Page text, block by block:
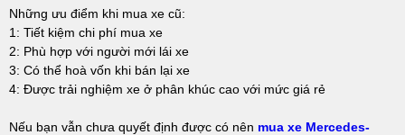
Những ưu điểm khi mua xe cũ:
1: Tiết kiệm chi phí mua xe
2: Phù hợp với người mới lái xe
3: Có thể hoà vốn khi bán lại xe
4: Được trải nghiệm xe ở phân khúc cao với mức giá rẻ
Nếu bạn vẫn chưa quyết định được có nên mua xe Mercedes-